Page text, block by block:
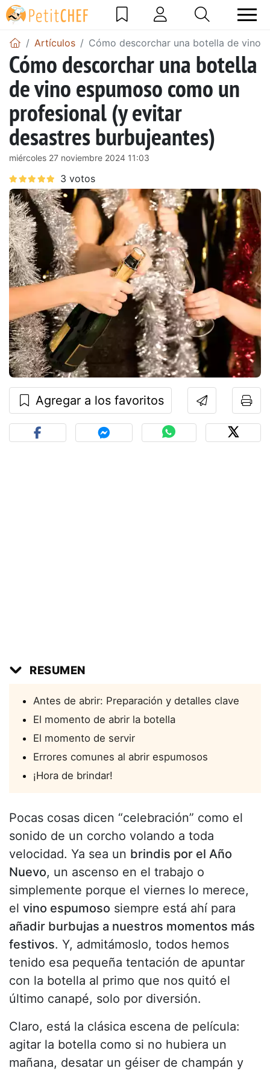
Artículos Cómo descorchar una botella de vino
Cómo descorchar una botella
de vino espumoso como un
profesional (y evitar
desastres burbujeantes)
miércoles 27 noviembre 2024 11:03
Agregar a los favoritos
RESUMEN
Antes de abrir: Preparación y detalles clave
El momento de abrir la botella
El momento de servir
Errores comunes al abrir espumosos
¡Hora de brindar!
Pocas cosas dicen “celebración” como el
sonido de un corcho volando a toda
velocidad. Ya sea un brindis por el Año
Nuevo, un ascenso en el trabajo o
simplemente porque el viernes lo merece,
el vino espumoso siempre está ahí para
añadir burbujas a nuestros momentos más
festivos. Y, admitámoslo, todos hemos
tenido esa pequeña tentación de apuntar
con la botella al primo que nos quitó el
último canapé, solo por diversión.
Claro, está la clásica escena de película:
agitar la botella como si no hubiera un
mañana, desatar un géiser de champán y